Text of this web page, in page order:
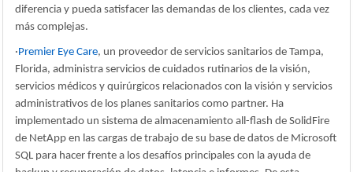
diferencia y pueda satisfacer las demandas de los clientes, cada vez
más complejas.
·Premier Eye Care, un proveedor de servicios sanitarios de Tampa,
Florida, administra servicios de cuidados rutinarios de la visión,
servicios médicos y quirúrgicos relacionados con la visión y servicios
administrativos de los planes sanitarios como partner. Ha
implementado un sistema de almacenamiento all-flash de SolidFire
de NetApp en las cargas de trabajo de su base de datos de Microsoft
SQL para hacer frente a los desafíos principales con la ayuda de